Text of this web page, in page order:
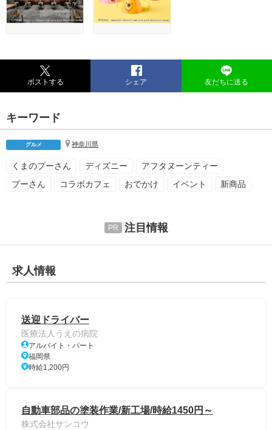
ポストする シェア 友だちに送る
キーワード
グルメ 神奈川県
くまのプーさん ディズニー
アフタヌーンティー
プーさん
コラボカフェ おでかけ イベント 新商品
注目情報
求人情報
送迎ドライバー
医療法人うえの病院
アルバイト・パート
福岡県
時給1,200円
自動車部品の塗装作業/新工場/時給1450円～
株式会社サンコウ